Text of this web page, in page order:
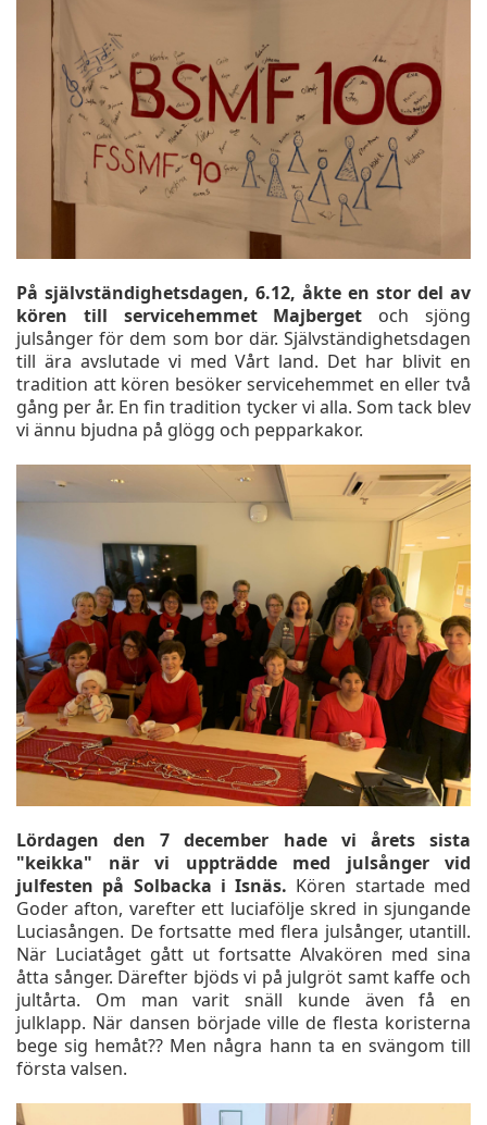
På självständighetsdagen, 6.12, åkte en stor del av
kören till servicehemmet Majberget och sjöng
julsånger för dem som bor där. Självständighetsdagen
till ära avslutade vi med Vårt land. Det har blivit en
tradition att kören besöker servicehemmet en eller två
gång per år. En fin tradition tycker vi alla. Som tack blev
vi ännu bjudna på glögg och pepparkakor.
Lördagen den 7 december hade vi årets sista
"keikka" när vi uppträdde med julsånger vid
julfesten på Solbacka i Isnäs. Kören startade med
Goder afton, varefter ett luciafölje skred in sjungande
Luciasången. De fortsatte med flera julsånger, utantill.
När Luciatåget gått ut fortsatte Alvakören med sina
åtta sånger. Därefter bjöds vi på julgröt samt kaffe och
jultårta. Om man varit snäll kunde även få en
julklapp. När dansen började ville de flesta koristerna
bege sig hemåt?? Men några hann ta en svängom till
första valsen.